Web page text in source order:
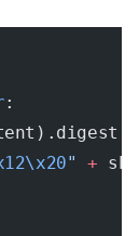
:
" +